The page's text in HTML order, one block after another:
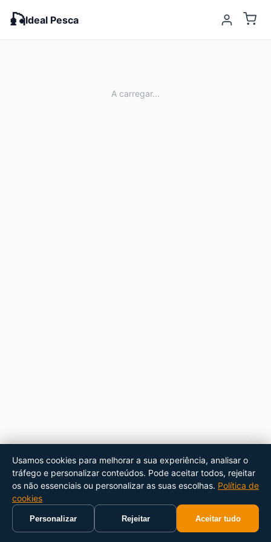
🎣Ideal Pesca
A carregar...
Usamos cookies para melhorar a sua experiência, analisar o
tráfego e personalizar conteúdos. Pode aceitar todos, rejeitar
os não essenciais ou personalizar as suas escolhas. Política de
cookies
Personalizar Rejeitar Aceitar tudo